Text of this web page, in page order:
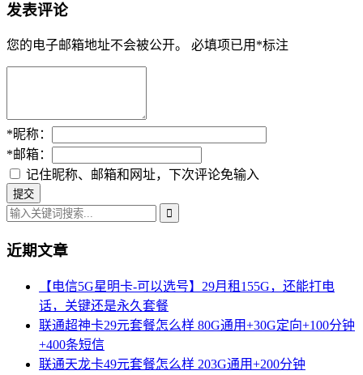
发表评论
您的电子邮箱地址不会被公开。 必填项已用 *标注
*昵称：
*邮箱：
记住昵称、邮箱和网址，下次评论免输入
近期文章
【电信5G星明卡-可以选号】29月租155G，还能打电
话，关键还是永久套餐
联通超神卡29元套餐怎么样 80G通用+30G定向+100分钟
+400条短信
联通天龙卡49元套餐怎么样 203G通用+200分钟